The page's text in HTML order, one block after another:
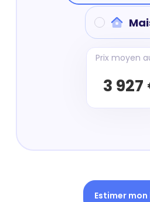
Prix moyen
3 927
Estimer mon